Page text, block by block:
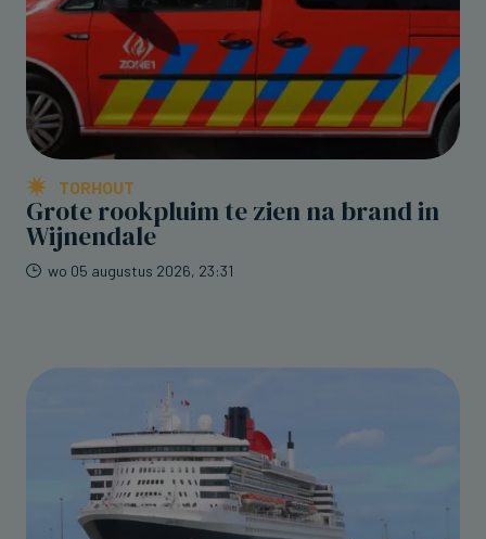
TORHOUT
Grote rookpluim te zien na brand in
Wijnendale
wo 05 augustus 2026, 23:31